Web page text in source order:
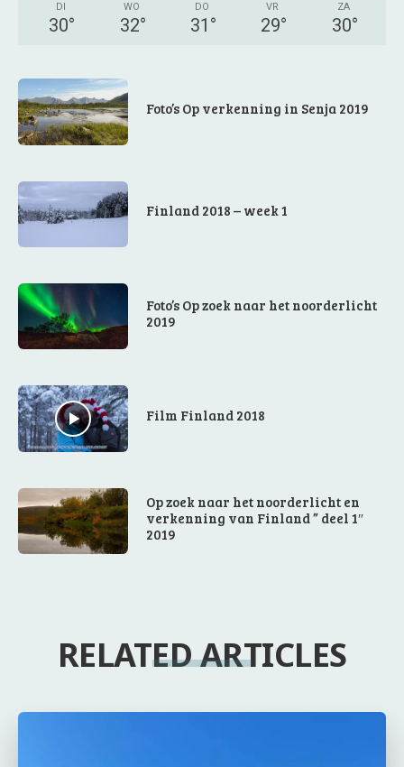
DI
30°
WO
32°
DO
31 °
VR
29°
ZA
30°
Foto’s Op verkenning in Senja 2019
Finland 2018 – week 1
Foto’s Op zoek naar het noorderlicht
2019
Film Finland 2018
Op zoek naar het noorderlicht en
verkenning van Finland ” deel 1″
2019
RELATED ARTICLES